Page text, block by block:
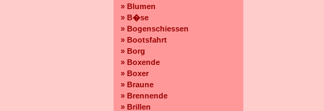
» Blumen
» B�se
» Bogenschiessen
» Bootsfahrt
» Borg
» Boxende
» Boxer
» Braune
» Brennende
» Brillen